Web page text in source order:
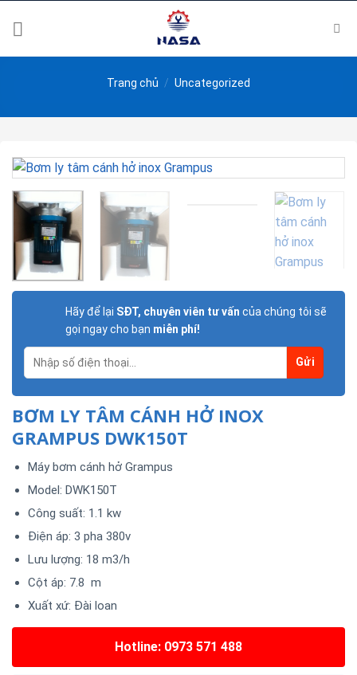
Trang chủ / Uncategorized
Hãy để lại SĐT, chuyên viên tư vấn của chúng tôi sẽ
gọi ngay cho bạn miễn phí!
BƠM LY TÂM CÁNH HỞ INOX
GRAMPUS DWK150T
Máy bơm cánh hở Grampus
Model: DWK150T
Công suất: 1.1 kw
Điện áp: 3 pha 380v
Lưu lượng: 18 m3/h
Cột áp: 7.8 m
Xuất xứ: Đài loan
Hotline: 0973 571 488